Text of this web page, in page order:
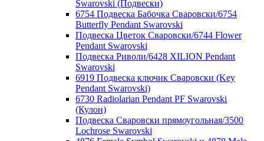
Swarovski (Подвески)
6754 Подвеска Бабочка Сваровски/6754
Butterfly Pendant Swarovski
Подвеска Цветок Сваровски/6744 Flower
Pendant Swarovski
Подвеска Риволи/6428 XILION Pendant
Swarovski
6919 Подвеска ключик Сваровски (Key
Pendant Swarovski)
6730 Radiolarian Pendant PF Swarovski
(Кулон)
Подвеска Сваровски прямоугольная/3500
Lochrose Swarovski